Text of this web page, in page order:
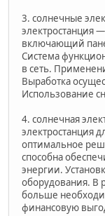
3. солнечные
электростанция
включающий
Система
в сеть.
Выработка
Использование
4. солнечная
электростанция
оптимальное
способна
энергии.
оборудования. В
больше
финансовую